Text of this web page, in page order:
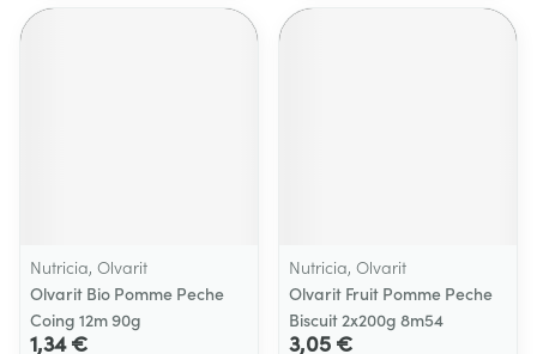
Nutricia, Olvarit
Olvarit Bio Pomme Peche
Coing 12m 90g
1,34 €
Nutricia, Olvarit
Olvarit Fruit Pomme Peche
Biscuit 2x200g 8m54
3,05 €